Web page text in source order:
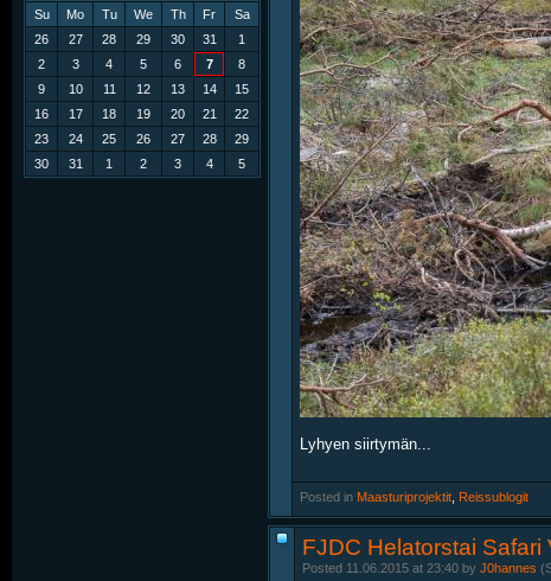
Lyhyen siirtymän...
Posted in Maasturiprojektit Reissublogit
FJDC Helatorstai
Posted 11.06.2015 at 23:40 by J0hannes
Su
Mo Tu We Th Fr
Sa
26
27 28 29 30 31
1
2
3 4 5 6 7
8
9
10 11 12 13 14
15
16
17 18 19 20 21
22
23
24 25 26 27 28
29
30
31 1 2 3 4 5